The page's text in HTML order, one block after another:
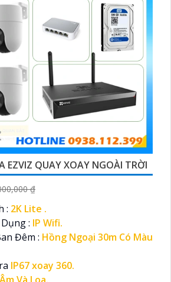
EZVIZ QUAY XOAY NGOÀI TRỜI
₫
: 2K Lite .
: IP Wifi.
Đêm : Hồng Ngoại 30m Có Màu
IP67 xoay 360.